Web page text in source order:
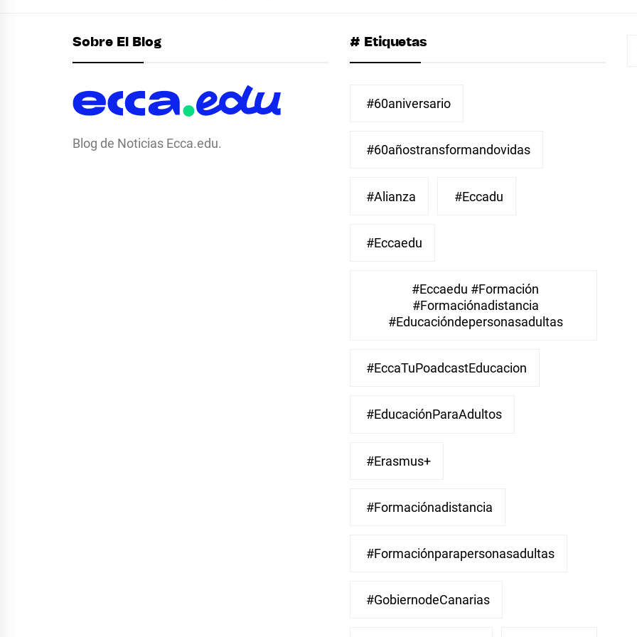
Sobre El Blog
Blog de Noticias Ecca.edu.
# Etiquetas
#60aniversario
#60añostransformandovidas
#Alianza #eccadu
#eccaedu
#eccaedu #formación
#formaciónadistancia
#educacióndepersonasadultas
#EccaTuPoadcastEducacion
#EducaciónParaAdultos
#Erasmus+
#Formaciónadistancia
#Formaciónparapersonasadultas
#GobiernodeCanarias